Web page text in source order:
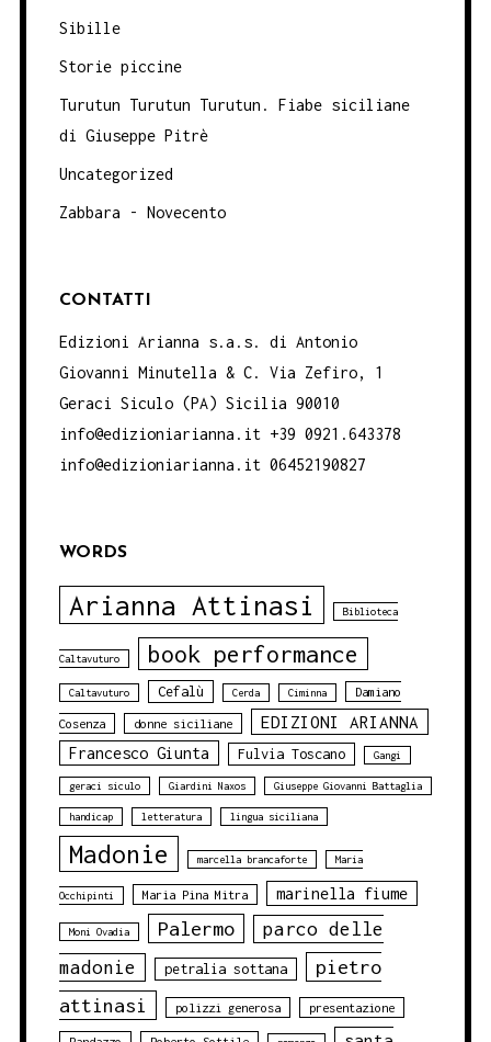
Sibille
Storie piccine
Turutun Turutun Turutun. Fiabe siciliane
di Giuseppe Pitrè
Uncategorized
Zabbara - Novecento
CONTATTI
Edizioni Arianna s.a.s. di Antonio
Giovanni Minutella & C. Via Zefiro, 1
Geraci Siculo (PA) Sicilia 90010
info@edizioniarianna.it +39 0921.643378
info@edizioniarianna.it 06452190827
WORDS
Arianna Attinasi Biblioteca
Caltavuturo book performance
Caltavuturo Cefalù Cerda Ciminna Damiano
Cosenza donne siciliane EDIZIONI ARIANNA
Francesco Giunta Fulvia Toscano Gangi
geraci siculo Giardini Naxos Giuseppe Giovanni Battaglia
handicap letteratura lingua siciliana
Madonie marcella brancaforte Maria
Occhipinti Maria Pina Mitra marinella fiume
Moni Ovadia Palermo
parco delle
madonie
petralia sottana
pietro
attinasi
polizzi generosa presentazione